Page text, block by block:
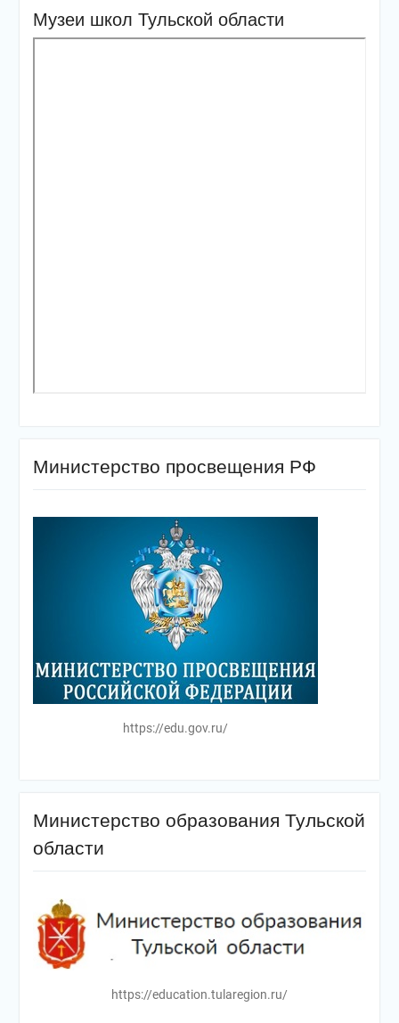
Музеи школ Тульской области
Министерство просвещения РФ
https://edu.gov.ru/
Министерство образования Тульской
области
https://education.tularegion.ru/